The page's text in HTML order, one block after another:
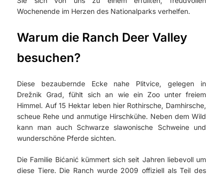
Wochenende im Herzen des Nationalparks verhelfen.
Warum die Ranch Deer Valley
besuchen?
Diese bezaubernde Ecke nahe Plitvice, gelegen in
Drežnik Grad, fühlt sich an wie ein Zoo unter freiem
Himmel. Auf 15 Hektar leben hier Rothirsche, Damhirsche,
scheue Rehe und anmutige Hirschkühe. Neben dem Wild
kann man auch Schwarze slawonische Schweine und
wunderschöne Pferde sichten.
Die Familie Bićanić kümmert sich seit Jahren liebevoll um
diese Tiere. Die Ranch wurde 2009 offiziell als Teil des